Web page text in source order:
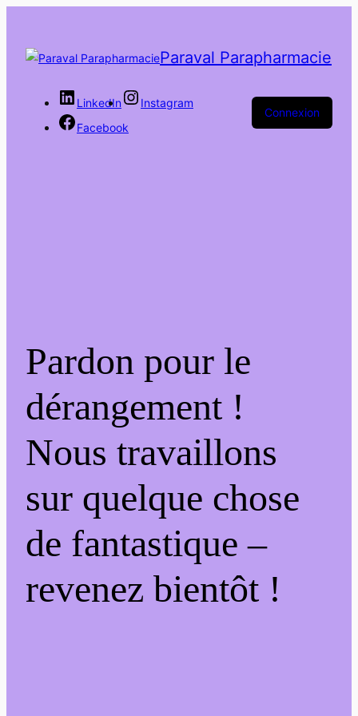
Paraval Parapharmacie
LinkedIn
Instagram
Facebook
Connexion
Pardon pour le
dérangement !
Nous travaillons
sur quelque chose
de fantastique –
revenez bientôt !